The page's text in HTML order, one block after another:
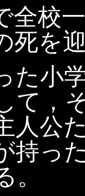
全校
死を
た小
て，
人公
持っ